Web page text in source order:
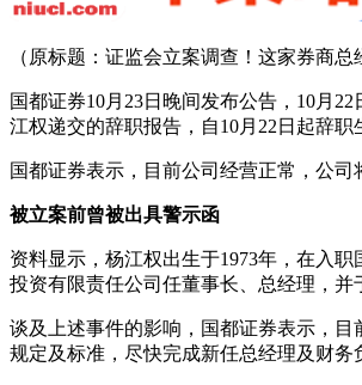
（原标题：证监会立案调查！这家券商总
国都证券10月23日晚间发布公告，10月
江权递交的辞职报告，自10月22日起辞
国都证券表示，目前公司经营正常，公
被立案前曾被出具警示函
资料显示，杨江权出生于1973年，在入
投资有限责任公司任董事长、总经理，并
谈及上述事件的影响，国都证券表示，
规定及标准，尽快完成新任总经理及财务